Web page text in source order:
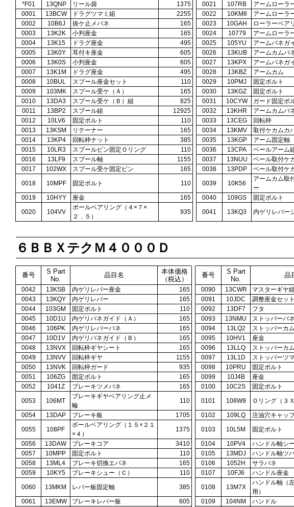
*F01 13QNP リール袋 1375 0021 107RB アームローラ
0001
13BCW ドラグツマミ組 2255 0022 10KM8 アームローラ
0002
10B6J 抜ケ止メバネ 165 0023 10GAH ローラーベア
0003
13K2K 小判座金 165 0024 10779 アームローラ
0004
13K15 ドラグ座金 495 0025 105YU アームバネガ
0005
13K0Y 耳付キ座金 605 0026 13KUB アームカムバ
0006
13K0S 小判座金 605 0027 13KPX アームバネガ
0007
13K1M ドラグ座金 495 0028 13KBZ アームカム
0008
10BUL スプール座金セット 110 0029 10PMJ 固定ボルト
0009
103MK スプール受ケ（Ａ） 165 0030 13KGZ 固定ボルト
0010
13DA3 スプール受ケ（Ｂ）組 825 0031 10CYW ガード固定ボ
0011
13BP2 スプール組 12925 0032 13KHR アームカムバ
0012
10LV6 固定ボルト 110 0033 13CEG 回転枠
0013
13KSM リテーナー 165 0034 13KMV 取付ケカムカ
0014
13KP4 回転枠ナット 385 0035 13KGP アーム固定軸
0015
10LR3 スプールピン固定Ｏリング 110 0036 13CPA ベールアーム
0016
13LF9 スプール軸 1155 0037 13NUU ベール取付ケ
0017
102WX スプール受ケ固定ピン 165 0038 13PDP ベール取付ケ
0018
10MPF 固定ボルト 110 0039 10K56
アームカム取
ー
0019
10HYY 座金 165 0040 109GS 固定ボルト
0020
104VV
ボールベアリング（４×７×
２．５）
935 0041 13KQ3 内ゲリレバー
６ＢＢＸテクＭ４０００Ｄ
番号
S Part
No.
品目名
本体価格
（税込）
番号
S Part
No.
品
0042 13KSB 内ゲリレバー座金 165 0090 13CWR マスターギヤ組
0043
13KQY 内ゲリレバー 165 0091 10JDC 調整座金セット
0044
103GM 固定ボルト 110 0092 13DF7 フタ
0045
10D1U 内ゲリバネガイド（Ａ） 165 0093 13NMU ストッパーバ
0046
106PK 内ゲリレバーバネ 165 0094 13LQ2 ストッパーカ
0047
10D1V 内ゲリバネガイド（Ｂ） 165 0095 10HV1 座金
0048
13NVX 回転枠ギヤシート 165 0096 13LLQ ストッパーカム
0049
13NVV 回転枠ギヤ 1155 0097 13L1D ストッパーツ
0050
13NVK 回転枠ガード 935 0098 10PRU 固定ボルト
0051
106ZG 固定ボルト 165 0099 10J4B 座金
0052
1041Z ブレーキツメバネ 165 0100 10C2S 固定ボルト
0053
106MT
ブレーキギヤベアリング止メ
輪
110 0101 108W9 Ｏリング（３Ｘ
0054
13DAP ブレーキ板 1705 0102 109LQ 注油穴キャッ
0055
108PF
ボールベアリング（１５×２１
×４）
1375 0103 10L5M 固定ボルト
0056
13DAW ブレーキコア 3410 0104 10PV4 ハンドル軸シ
0057
10MPP 固定ボルト 110 0105 13MDJ ハンドル軸ツ
0058
13ML4 ブレーキ切換エバネ 165 0106 1052H サラバネ
0059
10KY5 ブレーキシュー（Ｃ） 110 0107 10FJ6 ハンドル座金
0060
13MKM レバー板固定軸 385 0108 13M7X
ハンドル軸（
用）
0061
13EMW ブレーキレバー板 605 0109 104NM ハンドル